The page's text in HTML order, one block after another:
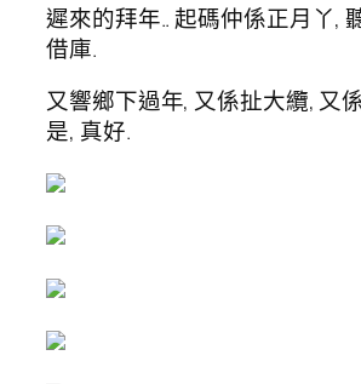
遲來的拜年.. 起碼仲係正月丫,
借庫.
又響鄉下過年, 又係扯大纜, 又
是, 真好.